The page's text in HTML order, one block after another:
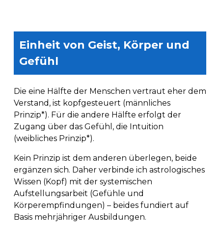
Einheit von Geist, Körper und
Gefühl
Die eine Hälfte der Menschen vertraut eher dem
Verstand, ist kopfgesteuert (männliches
Prinzip*). Für die andere Hälfte erfolgt der
Zugang über das Gefühl, die Intuition
(weibliches Prinzip*).
Kein Prinzip ist dem anderen überlegen, beide
ergänzen sich. Daher verbinde ich astrologisches
Wissen (Kopf) mit der systemischen
Aufstellungsarbeit (Gefühle und
Körperempfindungen) – beides fundiert auf
Basis mehrjähriger Ausbildungen.